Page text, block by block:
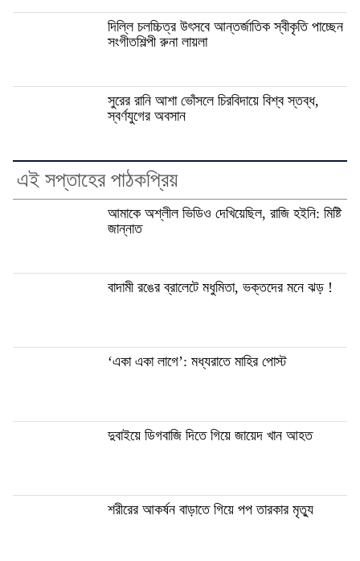
দিল্লি চলচ্চিত্র উৎসবে আন্তর্জাতিক স্বীকৃতি পাচ্ছেন
সংগীতশিল্পী রুনা লায়লা
সুরের রানি আশা ভোঁসলে চিরবিদায়ে বিশ্ব স্তব্ধ,
স্বর্ণযুগের অবসান
এই সপ্তাহের পাঠকপ্রিয়
আমাকে অশ্লীল ভিডিও দেখিয়েছিল, রাজি হইনি: মিষ্টি
জান্নাত
বাদামী রঙের ব্রালেটে মধুমিতা, ভক্তদের মনে ঝড় !
‘একা একা লাগে’: মধ্যরাতে মাহির পোস্ট
দুবাইয়ে ডিগবাজি দিতে গিয়ে জায়েদ খান আহত
শরীরের আকর্ষন বাড়াতে গিয়ে পপ তারকার মৃত্যু